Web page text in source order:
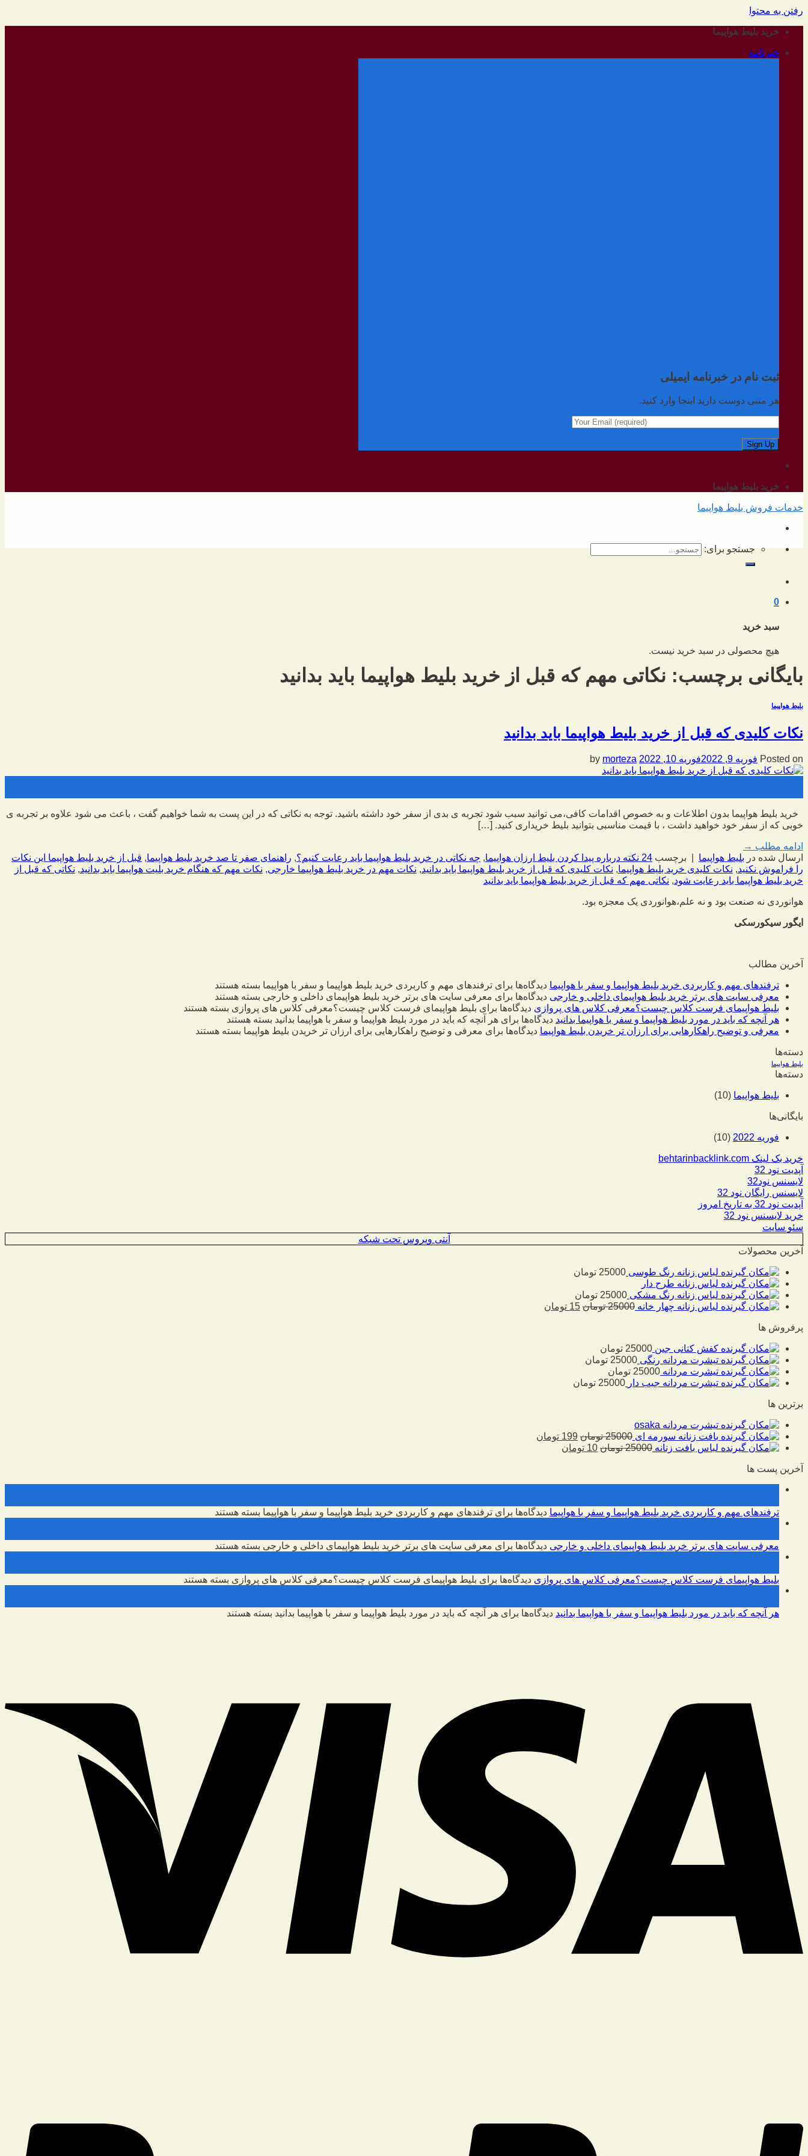
رفتن به محتوا
خرید بلیط هواپیما
خبرنامه
ثبت نام در خبرنامه ایمیلی
هر متنی دوست دارید اینجا وارد کنید.
خرید بلیط هواپیما
خدمات فروش بلیط هواپیما
جستجو برای:
0
سبد خرید
هیچ محصولی در سبد خرید نیست.
بایگانی برچسب: نکاتی مهم که قبل از خرید بلیط هواپیما باید بدانید
بلیط هواپیما
نکات کلیدی که قبل از خرید بلیط هواپیما باید بدانید
Posted on فوریه 9, 2022 فوریه 10, 2022 morteza
خرید بلیط هواپیما بدون اطلاعات و به خصوص اقدامات کافی،می توانید سبب شود تجربه ی بدی از سفر خود داشته باشید. توجه به نکاتی که در این پست به شما خواهیم گفت ، باعث می شود علاوه بر تجربه ی
خوبی که از سفر خود خواهید داشت ، با قیمت مناسبی بتوانید بلیط خریداری کنید. […]
ادامه مطلب →
ارسال شده در بلیط هواپیما برچسب 24 نکته درباره پیدا کردن بلیط ارزان هواپیما , چه نکاتی در خرید بلیط هواپیما باید رعایت کنیم؟, راهنمای صفر تا صد خرید بلیط هواپیما, قبل از خرید بلیط هواپیما این نکات
را فراموش نکنید, نکات کلیدی خرید بلیط هواپیما, نکات کلیدی که قبل از خرید بلیط هواپیما باید بدانید, نکات مهم در خرید بلیط هواپیما خارجی, نکات مهم که هنگام خرید بلیت هواپیما باید بدانید, نکاتی که قبل از
خرید بلیط هواپیما باید رعایت شود, نکاتی مهم که قبل از خرید بلیط هواپیما باید بدانید
هوانوردی نه صنعت بود و نه علم،هوانوردی یک معجزه بود.
ایگور سیکورسکی
آخرین مطالب
ترفندهای مهم و کاربردی خرید بلیط هواپیما و سفر با هواپیما دیدگاه‌ها برای ترفندهای مهم و کاربردی خرید بلیط هواپیما و سفر با هواپیما بسته هستند
معرفی سایت های برتر خرید بلیط هواپیمای داخلی و خارجی دیدگاه‌ها برای معرفی سایت های برتر خرید بلیط هواپیمای داخلی و خارجی بسته هستند
بلیط هواپیمای فرست کلاس چیست؟معرفی کلاس های پروازی دیدگاه‌ها برای بلیط هواپیمای فرست کلاس چیست؟معرفی کلاس های پروازی بسته هستند
هر آنچه که باید در مورد بلیط هواپیما و سفر با هواپیما بدانید دیدگاه‌ها برای هر آنچه که باید در مورد بلیط هواپیما و سفر با هواپیما بدانید بسته هستند
معرفی و توضیح راهکارهایی برای ارزان تر خریدن بلیط هواپیما دیدگاه‌ها برای معرفی و توضیح راهکارهایی برای ارزان تر خریدن بلیط هواپیما بسته هستند
دسته‌ها
بلیط هواپیما
دسته‌ها
بلیط هواپیما (10)
بایگانی‌ها
فوریه 2022 (10)
خرید بک لینک behtarinbacklink.com
آپدیت نود 32
لایسنس نود32
لایسنس رایگان نود 32
آپدیت نود 32 به تاریخ امروز
خرید لایسنس نود 32
سئو سایت
آنتی ویروس تحت شبکه
آخرین محصولات
لباس زنانه رنگ طوسی 25000 تومان
لباس زنانه طرح دار
لباس زنانه رنگ مشکی 25000 تومان
لباس زنانه چهار خانه 25000 تومان 15 تومان
پرفروش ها
کفش کتانی جین 25000 تومان
تیشرت مردانه رنگی 25000 تومان
تیشرت مردانه 25000 تومان
تیشرت مردانه جیب دار 25000 تومان
برترین ها
تیشرت مردانه osaka
بافت زنانه سورمه ای 25000 تومان 199 تومان
لباس بافت زنانه 25000 تومان 10 تومان
آخرین پست ها
ترفندهای مهم و کاربردی خرید بلیط هواپیما و سفر با هواپیما دیدگاه‌ها برای ترفندهای مهم و کاربردی خرید بلیط هواپیما و سفر با هواپیما بسته هستند
معرفی سایت های برتر خرید بلیط هواپیمای داخلی و خارجی دیدگاه‌ها برای معرفی سایت های برتر خرید بلیط هواپیمای داخلی و خارجی بسته هستند
بلیط هواپیمای فرست کلاس چیست؟معرفی کلاس های پروازی دیدگاه‌ها برای بلیط هواپیمای فرست کلاس چیست؟معرفی کلاس های پروازی بسته هستند
هر آنچه که باید در مورد بلیط هواپیما و سفر با هواپیما بدانید دیدگاه‌ها برای هر آنچه که باید در مورد بلیط هواپیما و سفر با هواپیما بدانید بسته هستند